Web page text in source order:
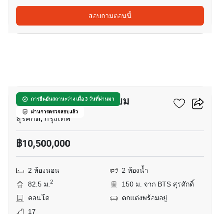
สอบถามตอนนี้
การยืนยันสถานะว่าง เมื่อ 3 วันที่ผ่านมา
ผ่านการตรวจสอบแล้ว
บ้านสิริ สีลม คอนโดมิเนียม
สุรศักดิ์, กรุงเทพ
฿10,500,000
2 ห้องนอน
2 ห้องน้ำ
82.5 ม.2
150 ม. จาก BTS สุรศักดิ์
คอนโด
ตกแต่งพร้อมอยู่
17